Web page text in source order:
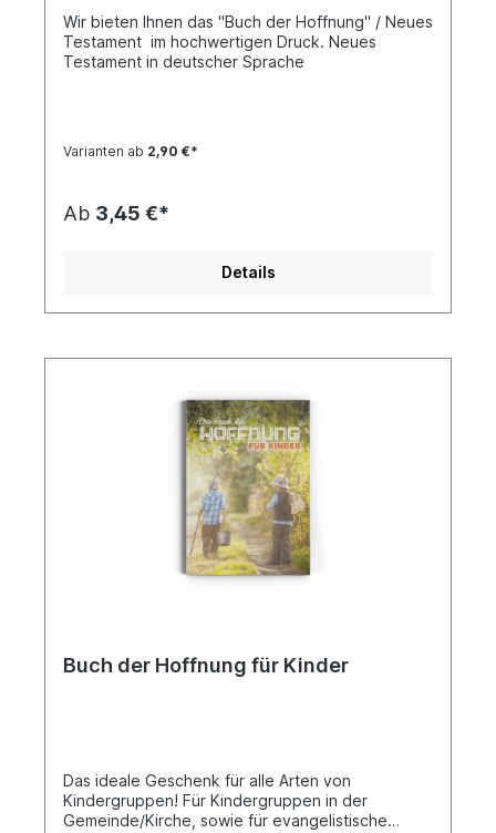
Wir bieten Ihnen das "Buch der Hoffnung" / Neues
Testament im hochwertigen Druck. Neues
Testament in deutscher Sprache
Varianten ab 2,90 €*
Ab 3,45 €*
Details
Buch der Hoffnung für Kinder
Das ideale Geschenk für alle Arten von
Kindergruppen! Für Kindergruppen in der
Gemeinde/Kirche, sowie für evangelistische